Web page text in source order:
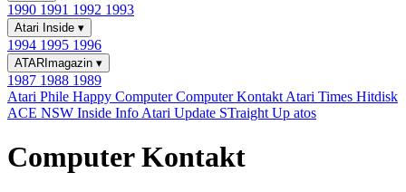
1990 1991 1992 1993
Atari Inside ▾
1994 1995 1996
ATARImagazin ▾
1987 1988 1989
Atari Phile Happy ComputerComputer Kontakt Atari Times Hitdisk
ACE NSW Inside Info Atari Update STraight Up atos
Computer Kontakt